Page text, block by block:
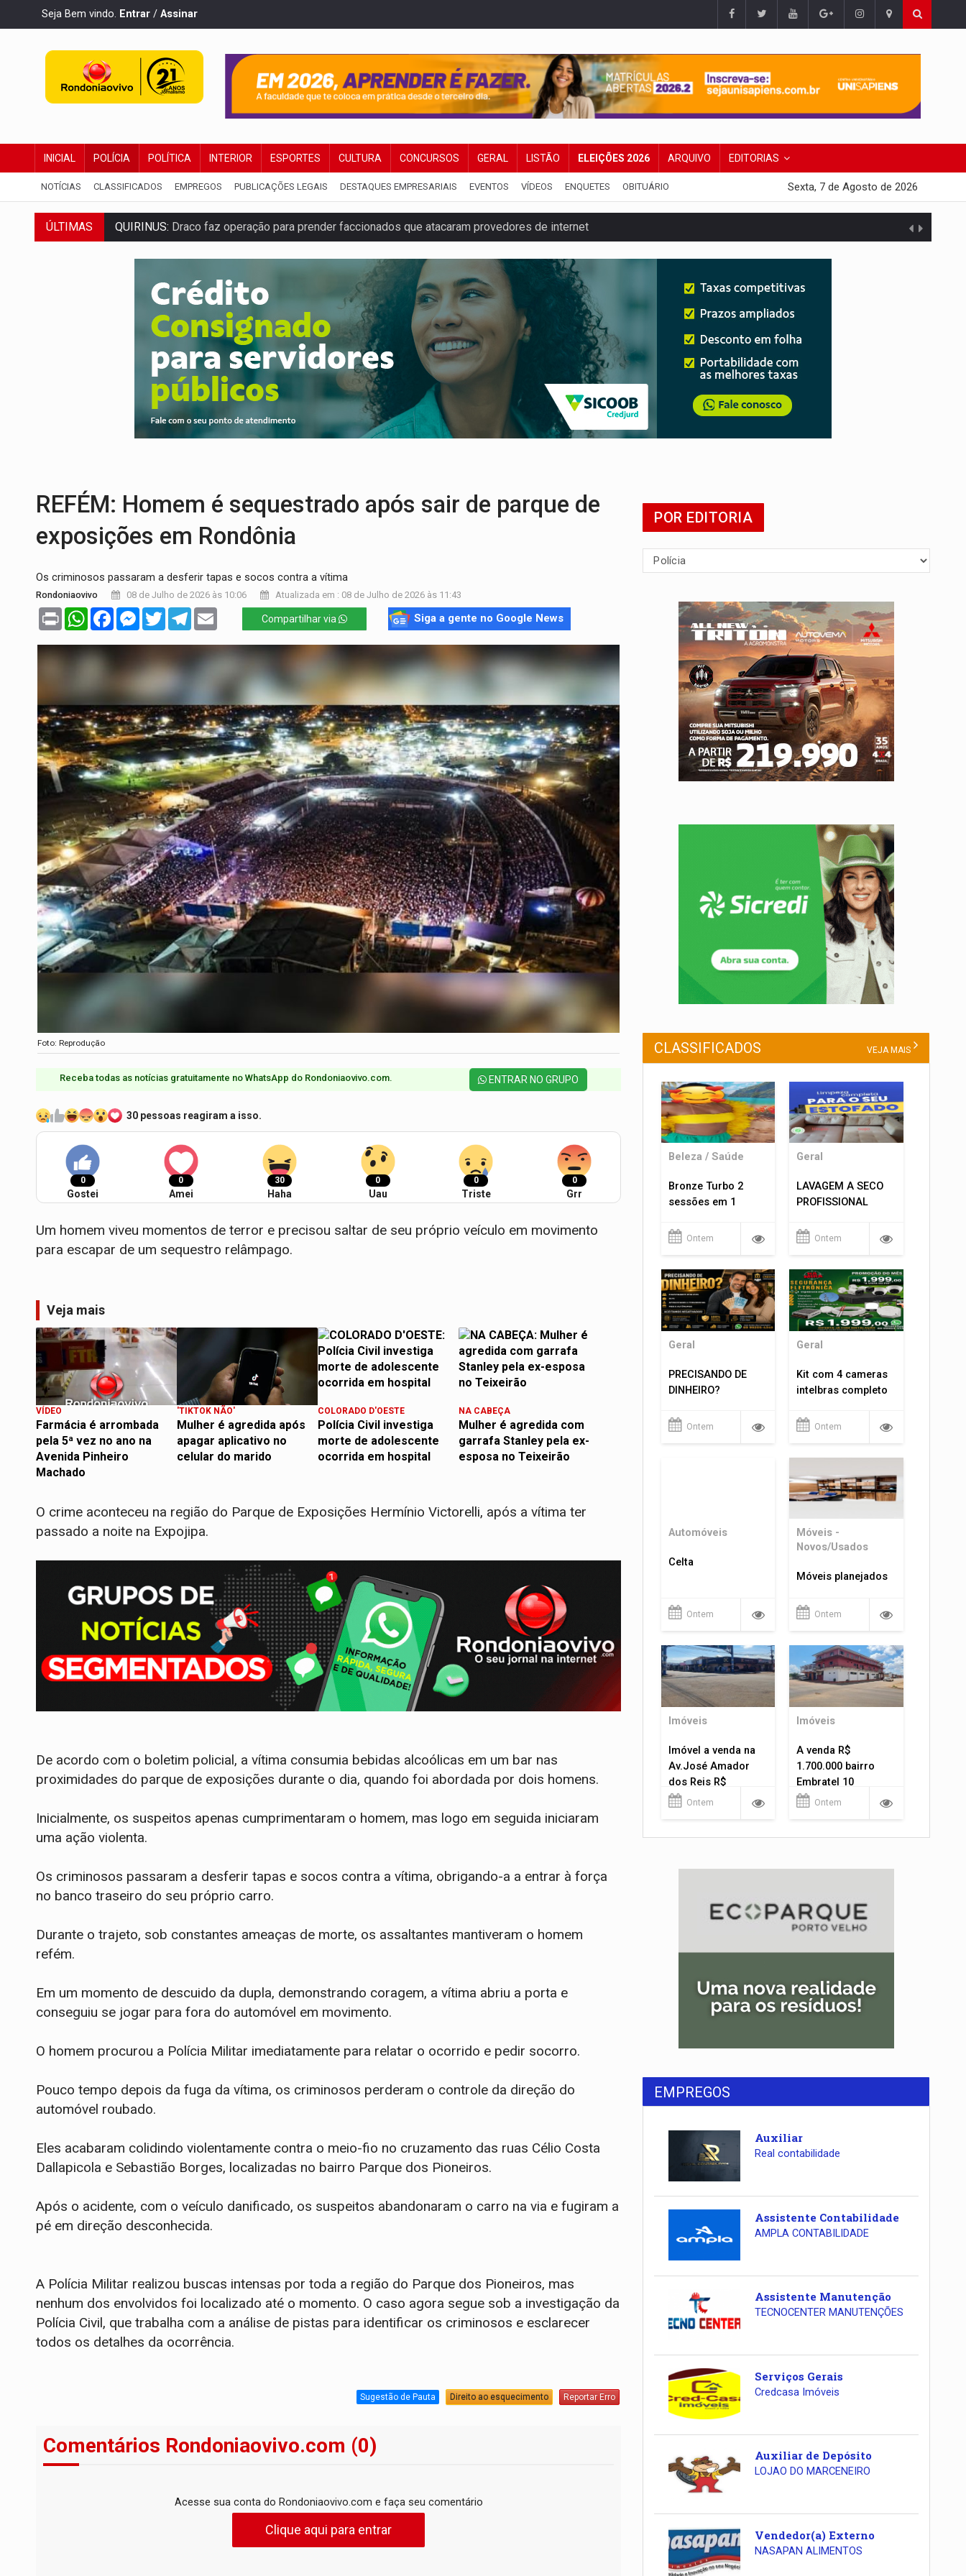
Seja Bem vindo. Entrar / Assinar
INICIAL POLÍCIA POLÍTICA INTERIOR ESPORTES CULTURA CONCURSOS GERAL LISTÃO ELEIÇÕES 2026 ARQUIVO EDITORIAS
NOTÍCIAS CLASSIFICADOS EMPREGOS PUBLICAÇÕES LEGAIS DESTAQUES EMPRESARIAIS EVENTOS VÍDEOS ENQUETES OBITUÁRIO Sexta, 7 de Agosto de 2026
ÚLTIMAS
QUIRINUS:Draco faz operação para prender faccionados que atacaram provedores de internet
TRAFICANTE PRESO: Operação Brasil Contra o Crime apreende quase meia tonelada de maconha
SUPER EL NIÑO:Trabalho inédito vai garantir água potável para comunidades do Baixo Madeira
FAMÍLIA MORREU:Identificadas as cinco vítimas de acidente na BR-364, entre elas uma criança
BRASIL CONTRA O CRIME:Acusado de guardar armas de facção é preso com revólveres e espingardas
Sobe para cinco o número de mortos em colisão entre carreta e Fiat Uno na BR-364
TRANSPORTE DE ARROZ: MPF assegura cumprimento da legislação sobre transporte de cargas por empresa
DEEPFAKE: Sancionada lei contra violência sexual infantil na internet e via IA
COLEGIADO: Brasil e Rússia discutem energia nuclear, defesa e ciência em Brasília
REFÉM: Homem é sequestrado após sair de parque de
exposições em Rondônia
Os criminosos passaram a desferir tapas e socos contra a vítima
Rondoniaovivo 08 de Julho de 2026 às 10:06 Atualizada em : 08 de Julho de 2026 às 11:43
Print WhatsAppFacebookMessenger
TwitterTelegram Compartilhar via Siga a gente no Google News
Foto: Reprodução
Receba todas as notícias gratuitamente no WhatsApp do Rondoniaovivo.com.​ ENTRAR NO GRUPO
30 pessoas reagiram a isso.
0
Gostei
0
Amei
30
Haha
0
Uau
0
Triste
0
Grr
Um homem viveu momentos de terror e precisou saltar de seu próprio veículo em movimento
para escapar de um sequestro relâmpago.
Veja mais
VÍDEO
Farmácia é arrombada
pela 5ª vez no ano na
Avenida Pinheiro
Machado
'TIKTOK NÃO'
Mulher é agredida após
apagar aplicativo no
celular do marido
COLORADO D'OESTE
Polícia Civil investiga
morte de adolescente
ocorrida em hospital
NA CABEÇA
Mulher é agredida com
garrafa Stanley pela ex-
esposa no Teixeirão
O crime aconteceu na região do Parque de Exposições Hermínio Victorelli, após a vítima ter
passado a noite na Expojipa.
​De acordo com o boletim policial, a vítima consumia bebidas alcoólicas em um bar nas
proximidades do parque de exposições durante o dia, quando foi abordada por dois homens.
Inicialmente, os suspeitos apenas cumprimentaram o homem, mas logo em seguida iniciaram
uma ação violenta.
​Os criminosos passaram a desferir tapas e socos contra a vítima, obrigando-a a entrar à força
no banco traseiro do seu próprio carro.
Durante o trajeto, sob constantes ameaças de morte, os assaltantes mantiveram o homem
refém.
​Em um momento de descuido da dupla, demonstrando coragem, a vítima abriu a porta e
conseguiu se jogar para fora do automóvel em movimento.
O homem procurou a Polícia Militar imediatamente para relatar o ocorrido e pedir socorro.
​Pouco tempo depois da fuga da vítima, os criminosos perderam o controle da direção do
automóvel roubado.
Eles acabaram colidindo violentamente contra o meio-fio no cruzamento das ruas Célio Costa
Dallapicola e Sebastião Borges, localizadas no bairro Parque dos Pioneiros.
​Após o acidente, com o veículo danificado, os suspeitos abandonaram o carro na via e fugiram a
pé em direção desconhecida.
​A Polícia Militar realizou buscas intensas por toda a região do Parque dos Pioneiros, mas
nenhum dos envolvidos foi localizado até o momento. O caso agora segue sob a investigação da
Polícia Civil, que trabalha com a análise de pistas para identificar os criminosos e esclarecer
todos os detalhes da ocorrência.
Sugestão de Pauta Direito ao esquecimento Reportar Erro
Comentários Rondoniaovivo.com (0)
Acesse sua conta do Rondoniaovivo.com e faça seu comentário
Clique aqui para entrar
POR EDITORIA
CLASSIFICADOS VEJA MAIS
Beleza / Saúde
Bronze Turbo 2
sessões em 1
Ontem
Geral
LAVAGEM A SECO
PROFISSIONAL
Ontem
Geral
PRECISANDO DE
DINHEIRO?
Ontem
Geral
Kit com 4 cameras
intelbras completo
Ontem
Automóveis
Celta
Ontem
Móveis -
Novos/Usados
Móveis planejados
Ontem
Imóveis
Imóvel a venda na
Av.José Amador
dos Reis R$
1.400.000
Ontem
Imóveis
A venda R$
1.700.000 bairro
Embratel 10
apartamentos!
Ontem
EMPREGOS
Auxiliar
Real contabilidade
Assistente Contabilidade
AMPLA CONTABILIDADE
Assistente Manutenção
TECNOCENTER MANUTENÇÕES
Serviços Gerais
Credcasa Imóveis
Auxiliar de Depósito
LOJAO DO MARCENEIRO
Vendedor(a) Externo
NASAPAN ALIMENTOS